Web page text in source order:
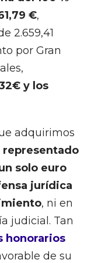
€,
2.659,41
por Gran
y los
adquirimos
representado
solo euro
jurídica
, ni en
judicial. Tan
honorarios
de su